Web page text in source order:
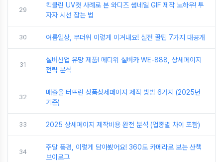
29
킥클린 UV컷 사례로 본 와디즈 썸네일 GIF 제작 노하우! 투
자자 시선 잡는 법
30 여름일상, 무더위 이렇게 이겨내요! 실전 꿀팁 7가지 대공개
31
실버산업 유망 제품! 메디위 실버카 WE‑888, 상세페이지
전략 분석
32
매출을 터뜨린 상품상세페이지 제작 방법 6가지 (2025년
기준)
33 2025 상세페이지 제작비용 완전 분석 (업종별 차이 포함)
34
주말 풍경, 이렇게 담아봤어요! 360도 카메라로 보는 산책
브이로그